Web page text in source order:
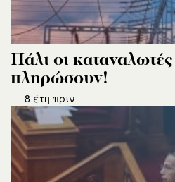
Πάλι οι
πληρώσουν!
8 έτη πριν